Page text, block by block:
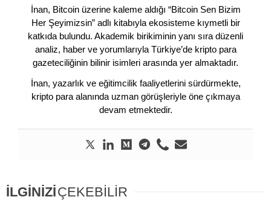
İnan, Bitcoin üzerine kaleme aldığı “Bitcoin Sen Bizim
Her Şeyimizsin” adlı kitabıyla ekosisteme kıymetli bir
katkıda bulundu. Akademik birikiminin yanı sıra düzenli
analiz, haber ve yorumlarıyla Türkiye’de kripto para
gazeteciliğinin bilinir isimleri arasında yer almaktadır.
İnan, yazarlık ve eğitimcilik faaliyetlerini sürdürmekte,
kripto para alanında uzman görüşleriyle öne çıkmaya
devam etmektedir.
İLGİNİZİÇEKEBİLİR